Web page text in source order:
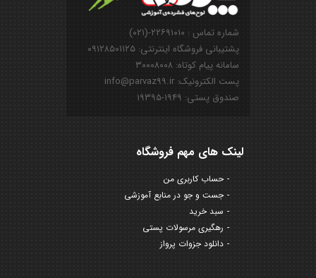
شماره تماس : ۲۲۶۹۱۰۱۰-(۰۲۱)
پشتیبانی فروشگاه اینترنتی: ۰۹۱۲۸۵۰۱۱۲۵
سامانه پیام کوتاه: ۳۰۰۰۸۰۰۸
پست الکترونیک: info@parvaz99.ir
صندوق پستی: ۱۹۴۹-۱۹۳۹۵
لینک های مهم فروشگاه
حساب کاربری من
جست و جو در منابع آموزشی
سبد خرید
رهگیری مرسولات پستی
دانلود جزوات پرواز